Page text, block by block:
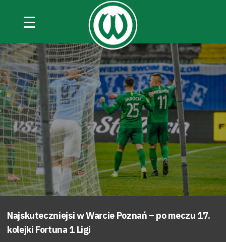
☰
Najskuteczniejsi w Warcie Poznań – po meczu 17.
kolejki Fortuna 1 Ligi